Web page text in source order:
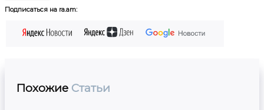
Подписаться на ra.am:
Похожие Статьи